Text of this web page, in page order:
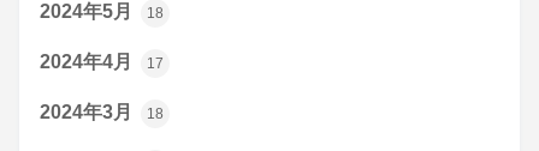
2024年5月 18
2024年4月 17
2024年3月 18